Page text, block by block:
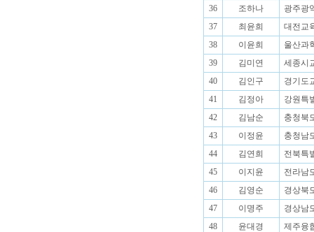
36
조하나
광주광
37
최윤희
대전교
38
이윤희
울산과
39
김미연
세종시
40
김인구
경기도
41
김정아
강원특
42
김남순
충청북
43
이정윤
충청남
44
김연희
전북특
45
이지윤
전라남
46
김영순
경상북
47
이명주
경상남
48
윤대경
제주융